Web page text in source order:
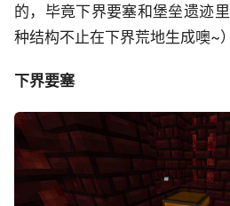
的，毕竟下界要塞和堡垒遗迹
种结构不止在下界荒地生成噢~）
下界要塞